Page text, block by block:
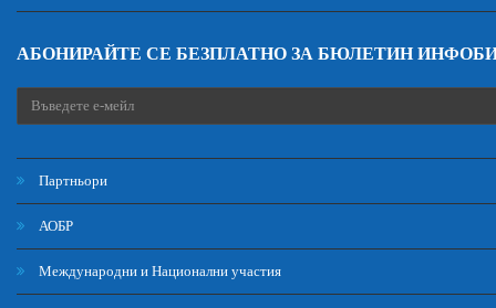
АБОНИРАЙТЕ СЕ БЕЗПЛАТНО ЗА БЮЛЕТИН
Партньори
АОБР
Международни и Национални участия